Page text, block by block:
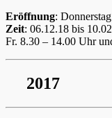
Eröffnung:
Zeit: 06.12.18 bis
Fr. 8.30 – 14.00 Uhr
2017